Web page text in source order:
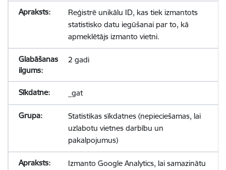
Reģistrē unikālu ID, kas tiek izmantots
statistisko datu iegūšanai par to, kā
apmeklētājs izmanto vietni.
2 gadi
_gat
Statistikas sīkdatnes (nepieciešamas, lai
uzlabotu vietnes darbību un
pakalpojumus)
Izmanto Google Analytics, lai samazinātu